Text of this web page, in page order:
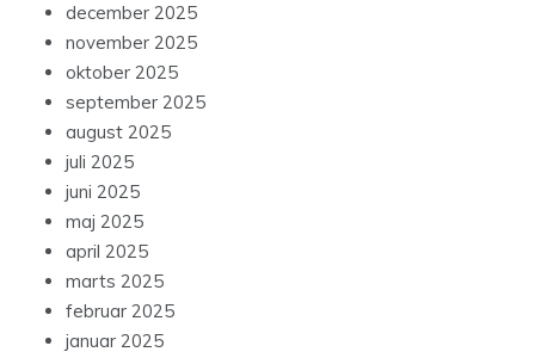
december 2025
november 2025
oktober 2025
september 2025
august 2025
juli 2025
juni 2025
maj 2025
april 2025
marts 2025
februar 2025
januar 2025